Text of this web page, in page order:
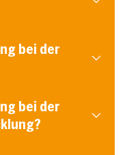
bei der
bei der